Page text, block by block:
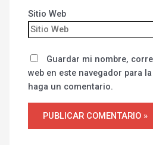
Sitio Web
Guardar mi nombre,
web en este navegador para
haga un comentario.